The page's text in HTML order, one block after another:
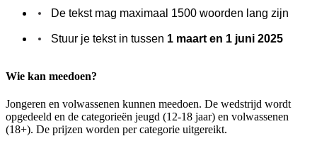
De tekst mag maximaal 1500 woorden lang zijn
Stuur je tekst in tussen 1 maart en 1 juni 2025
Wie kan meedoen?
Jongeren en volwassenen kunnen meedoen. De wedstrijd wordt
opgedeeld en de categorieën jeugd (12-18 jaar) en volwassenen
(18+). De prijzen worden per categorie uitgereikt.